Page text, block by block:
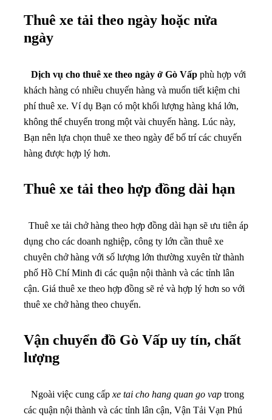
Thuê xe tải theo ngày hoặc nửa
ngày
Dịch vụ cho thuê xe theo ngày ở Gò Vấp phù hợp với
khách hàng có nhiều chuyến hàng và muốn tiết kiệm chi
phí thuê xe. Ví dụ Bạn có một khối lượng hàng khá lớn,
không thể chuyển trong một vài chuyến hàng. Lúc này,
Bạn nên lựa chọn thuê xe theo ngày để bố trí các chuyến
hàng được hợp lý hơn.
Thuê xe tải theo hợp đồng dài hạn
Thuê xe tải chở hàng theo hợp đồng dài hạn sẽ ưu tiên áp
dụng cho các doanh nghiệp, công ty lớn cần thuê xe
chuyên chở hàng với số lượng lớn thường xuyên từ thành
phố Hồ Chí Minh đi các quận nội thành và các tỉnh lân
cận. Giá thuê xe theo hợp đồng sẽ rẻ và hợp lý hơn so với
thuê xe chở hàng theo chuyến.
Vận chuyển đồ Gò Vấp uy tín, chất
lượng
Ngoài việc cung cấp xe tai cho hang quan go vap trong
các quận nội thành và các tỉnh lân cận, Vận Tải Vạn Phú